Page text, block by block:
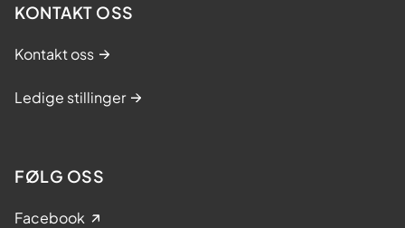
KONTAKT OSS
Kontakt oss
Ledige stillinger
FØLG OSS
Facebook